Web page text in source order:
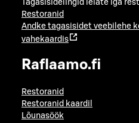
Tagasisidelingid leiate iga
Restoranid
Andke tagasisidet veebilehe
vahekaardis
Raflaamo.fi
Restoranid
Restoranid kaardil
Lõunasöök